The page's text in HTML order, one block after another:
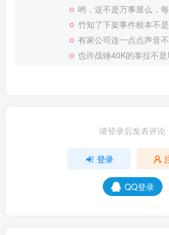
哟，这不是万事屋么，每
竹知了下架事件根本不
有家公司连一点点声音不允许发出，这公司做
也许战锤40K的泰拉不是
请登录后发表评论
登录
QQ登录